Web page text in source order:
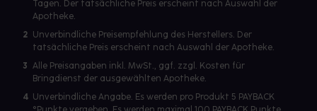
Tagen. Der tatsächliche Preis erscheint nach Auswahl der
Apotheke.
2 Unverbindliche Preisempfehlung des Herstellers. Der
tatsächliche Preis erscheint nach Auswahl der Apotheke.
3 Alle Preisangaben inkl. MwSt., ggf. zzgl. Kosten für
Bringdienst der ausgewählten Apotheke.
4 Unverbindliche Angabe. Es werden pro Produkt 5 PAYBACK